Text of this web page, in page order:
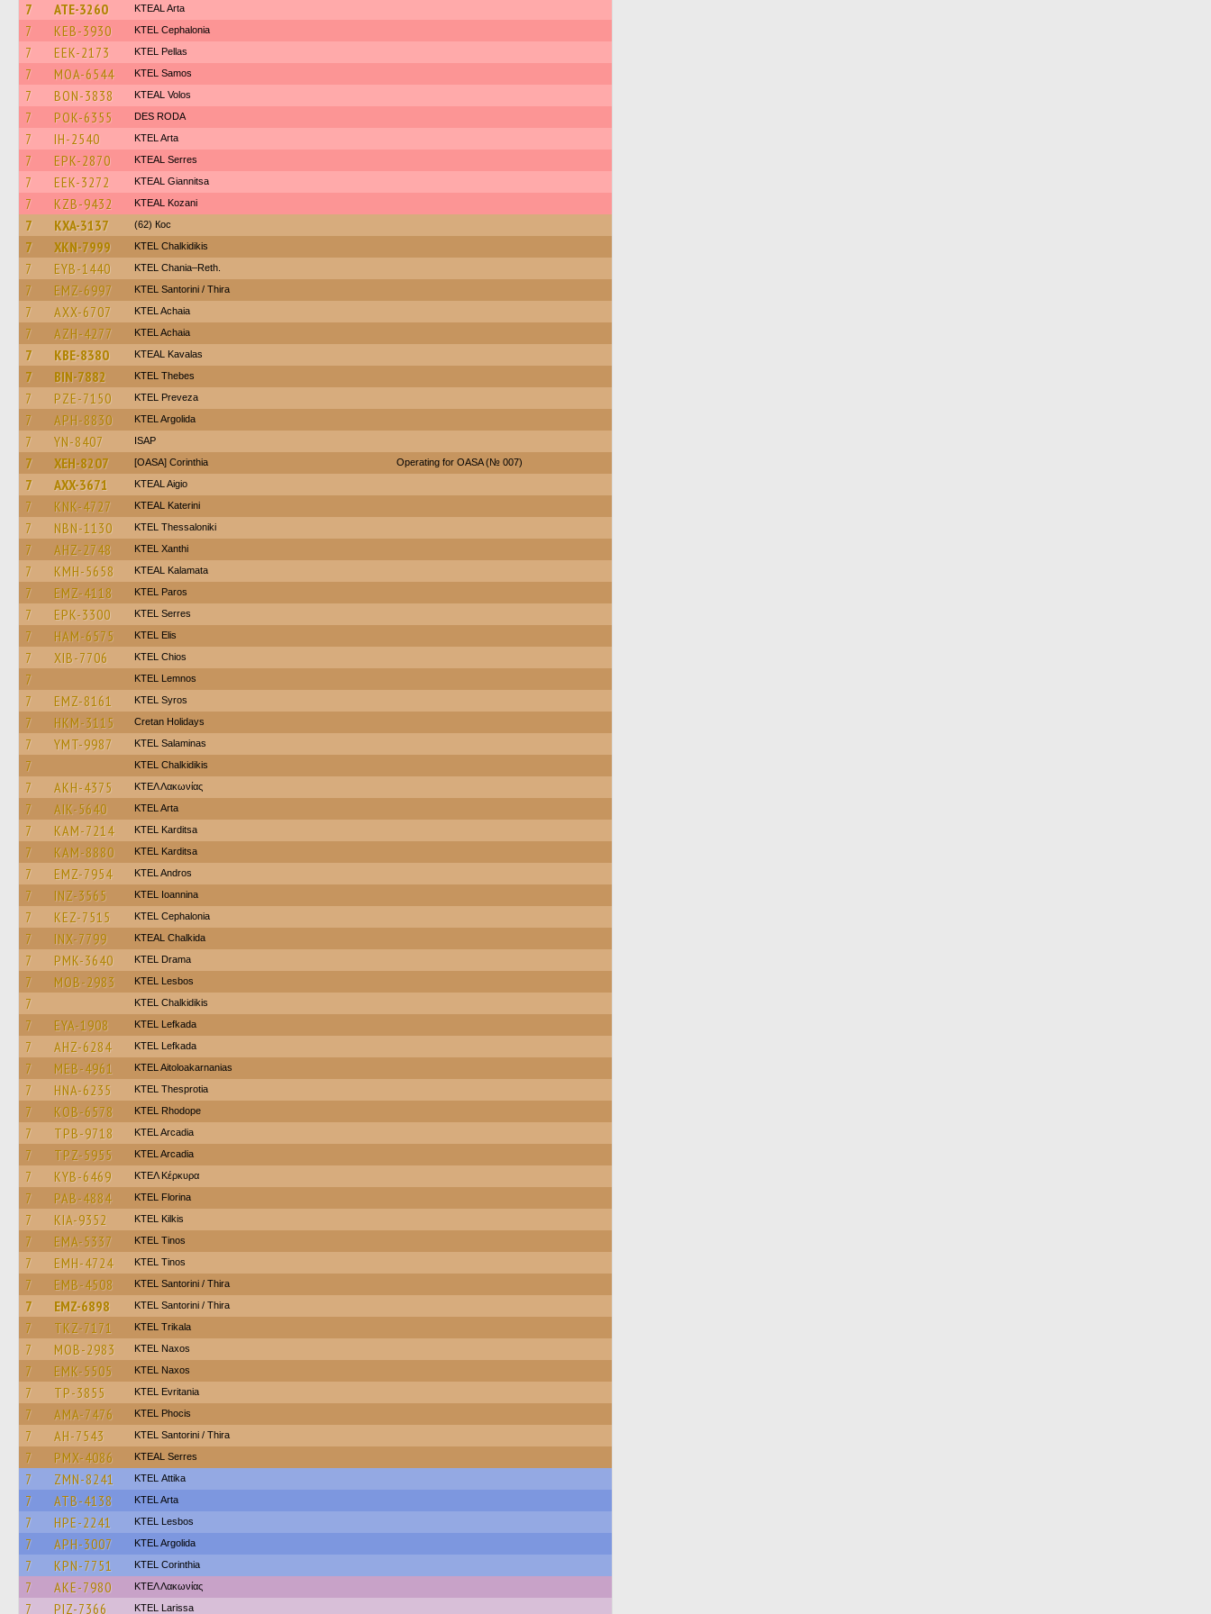
7 ATE-3260 KTEAL Arta
7 KEB-3930 KTEL Cephalonia
7 EEK-2173 KTEL Pellas
7 MOA-6544 KTEL Samos
7 BON-3838 KTEAL Volos
7 POK-6355 DES RODA
7 IH-2540 KTEL Arta
7 EPK-2870 KTEAL Serres
7 EEK-3272 KTEAL Giannitsa
7 KZB-9432 KTEAL Kozani
7 KXA-3137 (62) Кос
7 XKN-7999 ΚΤΕL Chalkidikis
7 EYB-1440 KTEL Chania–Reth.
7 EMZ-6997 KTEL Santorini / Thira
7 AXX-6707 KTEL Achaia
7 AZH-4277 KTEL Achaia
7 KBE-8380 KTEAL Kavalas
7 BIN-7882 KTEL Thebes
7 PZE-7150 KTEL Preveza
7 APH-8830 KTEL Argolida
7 YN-8407 ISAP
7 XEH-8207 [OASA] Corinthia Operating for OASA (№ 007)
7 AXX-3671 KTEAL Aigio
7 KNK-4727 KTEAL Katerini
7 NBN-1130 KTEL Thessaloniki
7 AHZ-2748 KTEL Xanthi
7 KMH-5658 KTEAL Kalamata
7 EMZ-4118 KTEL Paros
7 EPK-3300 KTEL Serres
7 HAM-6575 KTEL Elis
7 XIB-7706 KTEL Chios
7 KTEL Lemnos
7 EMZ-8161 KTEL Syros
7 HKM-3115 Cretan Holidays
7 YMT-9987 KTEL Salaminas
7 ΚΤΕL Chalkidikis
7 AKH-4375 ΚΤΕΛ Λακωνίας
7 AIK-5640 KTEL Arta
7 KAM-7214 ΚΤΕL Karditsa
7 KAM-8880 ΚΤΕL Karditsa
7 EMZ-7954 KTEL Andros
7 INZ-3565 KTEL Ioannina
7 KEZ-7515 KTEL Cephalonia
7 INX-7799 KTEAL Chalkida
7 PMK-3640 KTEL Drama
7 MOB-2983 KTEL Lesbos
7 ΚΤΕL Chalkidikis
7 EYA-1908 KTEL Lefkada
7 AHZ-6284 KTEL Lefkada
7 MEB-4961 KTEL Aitoloakarnanias
7 HNA-6235 KTEL Thesprotia
7 KOB-6578 KTEL Rhodope
7 TPB-9718 KTEL Arcadia
7 TPZ-5955 KTEL Arcadia
7 KYB-6469 ΚΤΕΛ Κέρκυρα
7 PAB-4884 KTEL Florina
7 KIA-9352 KTEL Kilkis
7 EMA-5337 KTEL Tinos
7 EMH-4724 KTEL Tinos
7 EMB-4508 KTEL Santorini / Thira
7 EMZ-6898 KTEL Santorini / Thira
7 TKZ-7171 ΚΤΕL Τrikala
7 MOB-2983 KTEL Naxos
7 EMK-5505 KTEL Naxos
7 TP-3855 ΚΤΕL Evritania
7 AMA-7476 ΚΤΕL Phocis
7 AH-7543 KTEL Santorini / Thira
7 PMX-4086 KTEAL Serres
7 ZMN-8241 KΤΕL Αttika
7 ATB-4138 KTEL Arta
7 HPE-2241 KTEL Lesbos
7 APH-3007 KTEL Argolida
7 KPN-7751 KTEL Corinthia
7 AKE-7980 ΚΤΕΛ Λακωνίας
7 PIZ-7366 KTEL Larissa